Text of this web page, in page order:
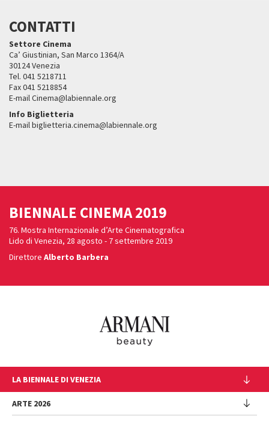
CONTATTI
Settore Cinema
Ca’ Giustinian, San Marco 1364/A
30124 Venezia
Tel. 041 5218711
Fax 041 5218854
E-mail Cinema@labiennale.org
Info Biglietteria
E-mail biglietteria.cinema@labiennale.org
BIENNALE CINEMA 2019
76. Mostra Internazionale d’Arte Cinematografica
Lido di Venezia, 28 agosto - 7 settembre 2019
Direttore Alberto Barbera
LA BIENNALE DI VENEZIA
L'Istituzione
Cariche istituzionali
ARTE 2026